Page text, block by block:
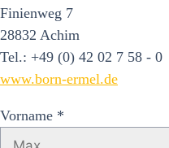
Finienweg 7
28832 Achim
Tel.: +49 (0) 42 02 7 58 - 0
www.born-ermel.de
Vorname *